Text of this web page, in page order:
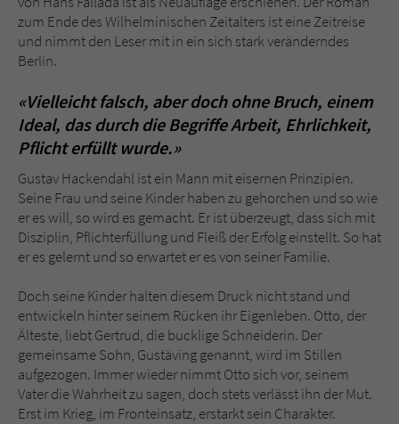
zum Ende des Wilhelminischen Zeitalters ist eine Zeitreise
und nimmt den Leser mit in ein sich stark veränderndes
Berlin.
«Vielleicht falsch, aber doch ohne Bruch, einem
Ideal, das durch die Begriffe Arbeit, Ehrlichkeit,
Pflicht erfüllt wurde.»
Gustav Hackendahl ist ein Mann mit eisernen Prinzipien.
Seine Frau und seine Kinder haben zu gehorchen und so wie
er es will, so wird es gemacht. Er ist überzeugt, dass sich mit
Disziplin, Pflichterfüllung und Fleiß der Erfolg einstellt. So hat
er es gelernt und so erwartet er es von seiner Familie.
Doch seine Kinder halten diesem Druck nicht stand und
entwickeln hinter seinem Rücken ihr Eigenleben. Otto, der
Älteste, liebt Gertrud, die bucklige Schneiderin. Der
gemeinsame Sohn, Gustäving genannt, wird im Stillen
aufgezogen. Immer wieder nimmt Otto sich vor, seinem
Vater die Wahrheit zu sagen, doch stets verlässt ihn der Mut.
Erst im Krieg, im Fronteinsatz, erstarkt sein Charakter.
Sicherheitscode des Kontaktformulars zu
überprüfen.